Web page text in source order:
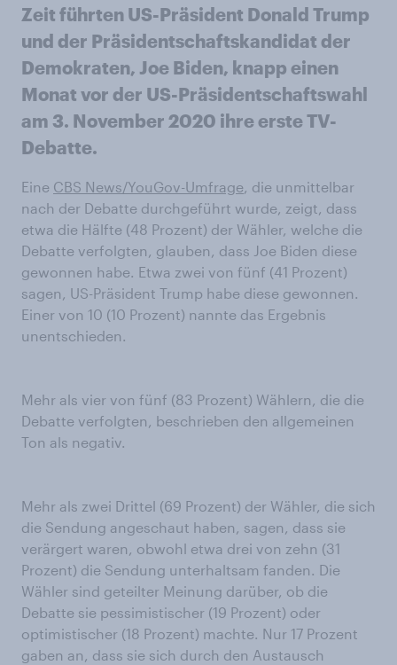
Zeit führten US-Präsident Donald Trump
und der Präsidentschaftskandidat der
Demokraten, Joe Biden, knapp einen
Monat vor der US-Präsidentschaftswahl
am 3. November 2020 ihre erste TV-
Debatte.
Eine CBS News/YouGov-Umfrage, die unmittelbar
nach der Debatte durchgeführt wurde, zeigt, dass
etwa die Hälfte (48 Prozent) der Wähler, welche die
Debatte verfolgten, glauben, dass Joe Biden diese
gewonnen habe. Etwa zwei von fünf (41 Prozent)
sagen, US-Präsident Trump habe diese gewonnen.
Einer von 10 (10 Prozent) nannte das Ergebnis
unentschieden.
Mehr als vier von fünf (83 Prozent) Wählern, die die
Debatte verfolgten, beschrieben den allgemeinen
Ton als negativ.
Mehr als zwei Drittel (69 Prozent) der Wähler, die sich
die Sendung angeschaut haben, sagen, dass sie
verärgert waren, obwohl etwa drei von zehn (31
Prozent) die Sendung unterhaltsam fanden. Die
Wähler sind geteilter Meinung darüber, ob die
Debatte sie pessimistischer (19 Prozent) oder
optimistischer (18 Prozent) machte. Nur 17 Prozent
gaben an, dass sie sich durch den Austausch